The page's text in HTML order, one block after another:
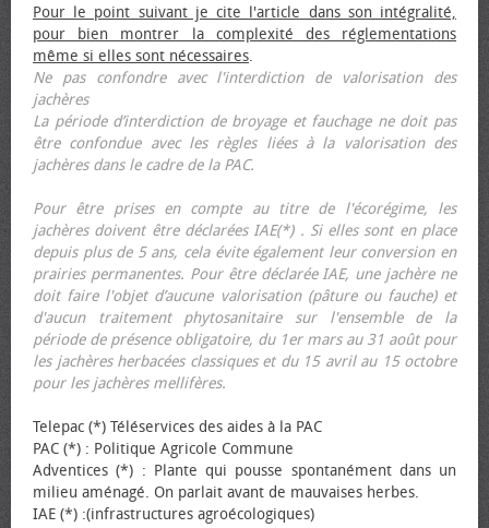
Pour le point suivant je cite l'article dans son intégralité,
pour bien montrer la complexité des réglementations
même si elles sont nécessaires.
Ne pas confondre avec l'interdiction de valorisation des
jachères
La période d’interdiction de broyage et fauchage ne doit pas
être confondue avec les règles liées à la valorisation des
jachères dans le cadre de la PAC.
Pour être prises en compte au titre de l'écorégime, les
jachères doivent être déclarées IAE(*) . Si elles sont en place
depuis plus de 5 ans, cela évite également leur conversion en
prairies permanentes. Pour être déclarée IAE, une jachère ne
doit faire l'objet d’aucune valorisation (pâture ou fauche) et
d'aucun traitement phytosanitaire sur l'ensemble de la
période de présence obligatoire, du 1er mars au 31 août pour
les jachères herbacées classiques et du 15 avril au 15 octobre
pour les jachères mellifères.
Telepac (*) Téléservices des aides à la PAC
PAC (*) : Politique Agricole Commune
Adventices (*) : Plante qui pousse spontanément dans un
milieu aménagé. On parlait avant de mauvaises herbes.
IAE (*) :(infrastructures agroécologiques)